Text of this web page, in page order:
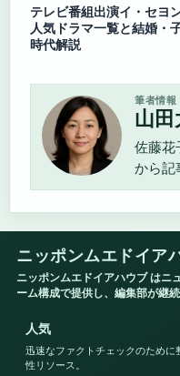
テレビ番組出演イ・セヨ
人気ドラマ一覧と結婚・
時代解説
筆者情報
山田
佐藤花
から記
ニッポンムエドイア
ニッポンムエドイアハウブ はニ
ーム構成で提供し、編集部が継続
人気
迅速なファクトチェックのため
性リソース。